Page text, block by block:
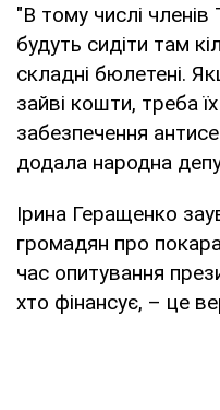
"В тому числі членів
будуть сидіти там
складні бюлетені.
зайві кошти, треба
забезпечення
додала народна
Ірина Геращенко
громадян про
час опитування
хто фінансує, – це